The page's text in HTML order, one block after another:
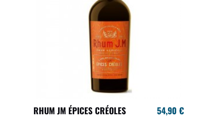
RHUM JM ÉPICES CRÉOLES 54,90 €